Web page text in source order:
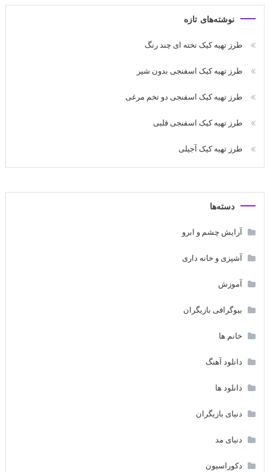
نوشته‌های تازه
طرز تهیه کیک تخته ای چند رنگ
طرز تهیه کیک اسفنجی بدون شیر
طرز تهیه کیک اسفنجی دو تخم مرغی
طرز تهیه کیک اسفنجی قلبی
طرز تهیه کیک آجیلی
دسته‌ها
آرایش چشم و ابرو
آشپزی و خانه داری
آموزش
بیوگرافی بازیگران
خانم ها
دانلود آهنگ
دانلود ها
دنیای بازیگران
دنیای مد
دکوراسیون